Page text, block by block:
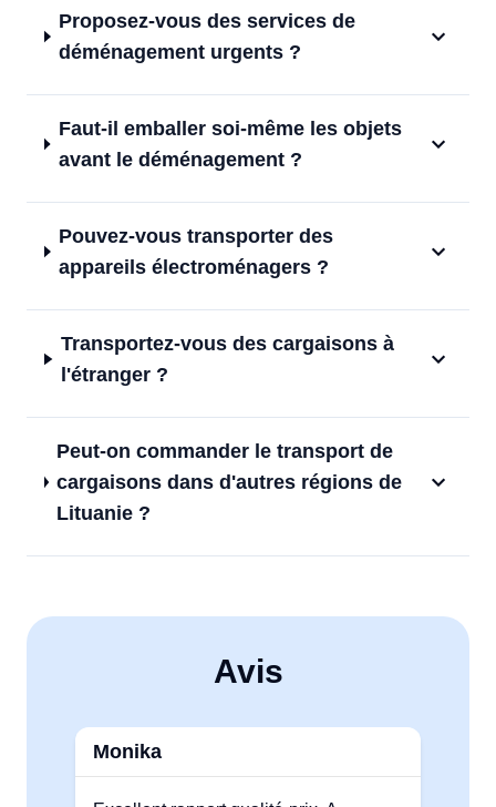
Proposez-vous des services de
déménagement urgents ?
Faut-il emballer soi-même les objets
avant le déménagement ?
Pouvez-vous transporter des
appareils électroménagers ?
Transportez-vous des cargaisons à
l'étranger ?
Peut-on commander le transport de
cargaisons dans d'autres régions de
Lituanie ?
Avis
Monika